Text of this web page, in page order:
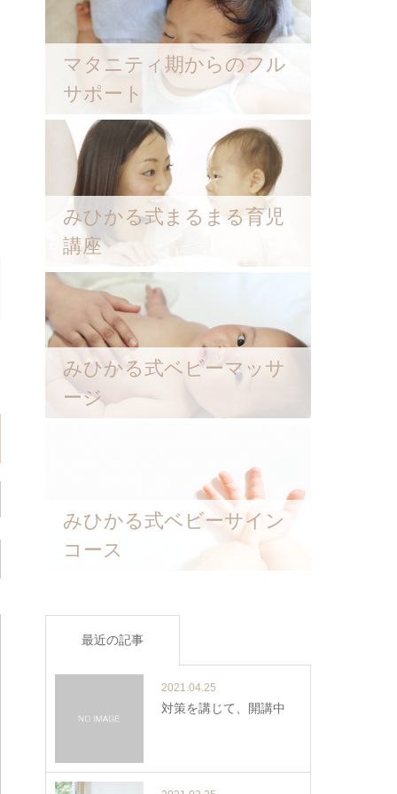
マタニティ期からのフル
サポート
みひかる式まるまる育児
講座
みひかる式ベビーマッサ
ージ
みひかる式ベビーサイン
コース
最近の記事
2021.04.25
対策を講じて、開講中